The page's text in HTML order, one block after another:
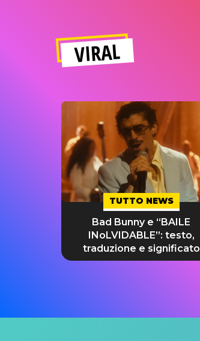
VIRAL
TUTTO NEWS
Bad Bunny e “BAILE
INoLVIDABLE”: testo,
traduzione e significato